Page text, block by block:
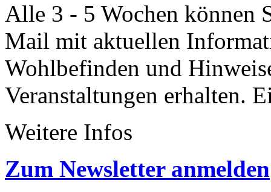
Alle 3 - 5 Wochen können
Mail mit aktuellen
Wohlbefinden und
Veranstaltungen erhalten.
Weitere Infos
Zum Newsletter anmelden